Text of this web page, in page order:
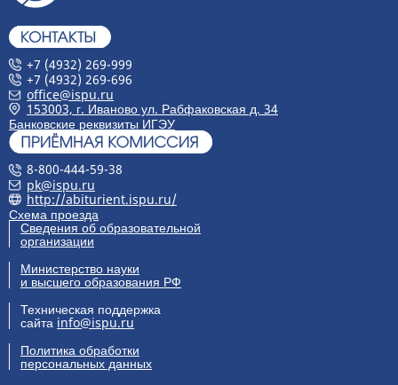
+7 (4932) 269-999
+7 (4932) 269-696
office@ispu.ru
153003, г. Иваново ул. Рабфаковская д. 34
Банковские реквизиты ИГЭУ
8-800-444-59-38
pk@ispu.ru
http://abiturient.ispu.ru/
Схема проезда
Сведения об образовательной
организации
Министерство науки
и высшего образования РФ
Техническая поддержка
сайта info@ispu.ru
Политика обработки
персональных данных